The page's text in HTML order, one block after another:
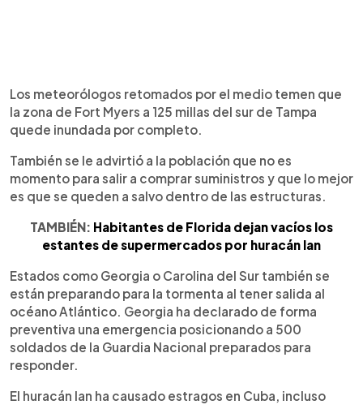
Los meteorólogos retomados por el medio temen que
la zona de Fort Myers a 125 millas del sur de Tampa
quede inundada por completo.
También se le advirtió a la población que no es
momento para salir a comprar suministros y que lo mejor
es que se queden a salvo dentro de las estructuras.
TAMBIÉN: Habitantes de Florida dejan vacíos los
estantes de supermercados por huracán Ian
Estados como Georgia o Carolina del Sur también se
están preparando para la tormenta al tener salida al
océano Atlántico. Georgia ha declarado de forma
preventiva una emergencia posicionando a 500
soldados de la Guardia Nacional preparados para
responder.
El huracán Ian ha causado estragos en Cuba, incluso